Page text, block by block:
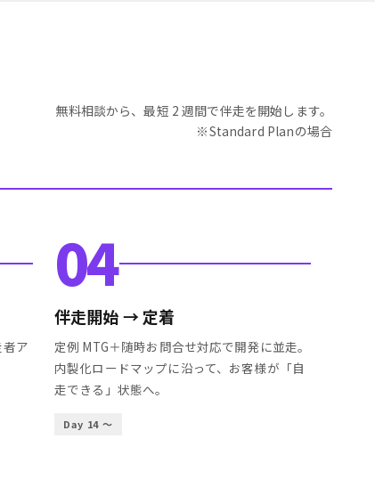
無料相談から、最短 2 週間で伴走を開始します。
※Standard Planの場合
ア
04
伴走開始 → 定着
定例 MTG＋随時お問合せ対応で開発に並走。
内製化ロードマップに沿って、お客様が「自
走できる」状態へ。
Day 14 〜